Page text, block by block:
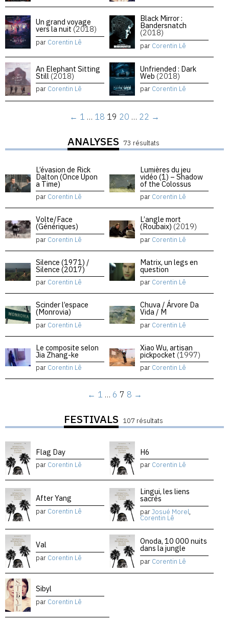
Un grand voyage
vers la nuit (2018)
par Corentin Lê
Black Mirror :
Bandersnatch
(2018)
par Corentin Lê
An Elephant Sitting
Still (2018)
par Corentin Lê
Unfriended : Dark
Web (2018)
par Corentin Lê
← 1 … 18 19 20 … 22 →
ANALYSES 73 résultats
L’évasion de Rick
Dalton (Once Upon
a Time)
par Corentin Lê
Lumières du jeu
vidéo (1) – Shadow
of the Colossus
par Corentin Lê
Volte/Face
(Génériques)
par Corentin Lê
L’angle mort
(Roubaix) (2019)
par Corentin Lê
Silence (1971) /
Silence (2017)
par Corentin Lê
Matrix, un legs en
question
par Corentin Lê
Scinder l’espace
(Monrovia)
par Corentin Lê
Chuva / Árvore Da
Vida / M
par Corentin Lê
Le composite selon
Jia Zhang-ke
par Corentin Lê
Xiao Wu, artisan
pickpocket (1997)
par Corentin Lê
← 1 … 6 7 8 →
FESTIVALS 107 résultats
Flag Day
par Corentin Lê
H6
par Corentin Lê
After Yang
par Corentin Lê
Lingui, les liens
sacrés
parJosué Morel,
Corentin Lê
Val
par Corentin Lê
Onoda, 10 000 nuits
dans la jungle
par Corentin Lê
Sibyl
par Corentin Lê